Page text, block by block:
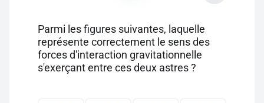
Parmi les figures suivantes, laquelle
représente correctement le sens des
forces d'interaction gravitationnelle
s'exerçant entre ces deux astres ?